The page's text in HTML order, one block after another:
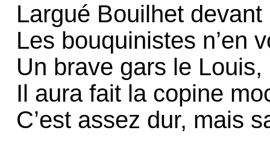
Largué Bouilhet
Les bouquinistes n’en
Un brave gars le
Il aura fait la copine
C’est assez dur, mais